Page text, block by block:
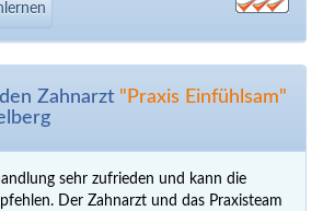
Zahnarzt "Praxis Einfühlsam"
sehr zufrieden und kann die
Der Zahnarzt und das Praxisteam